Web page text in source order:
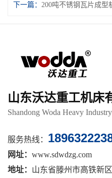
下一篇： 200吨不锈钢瓦片成型
山东沃达重工机床
Shandong Woda Heavy
服务热线：
网址： www.sdwdzg.com
地址： 山东省滕州市高铁新